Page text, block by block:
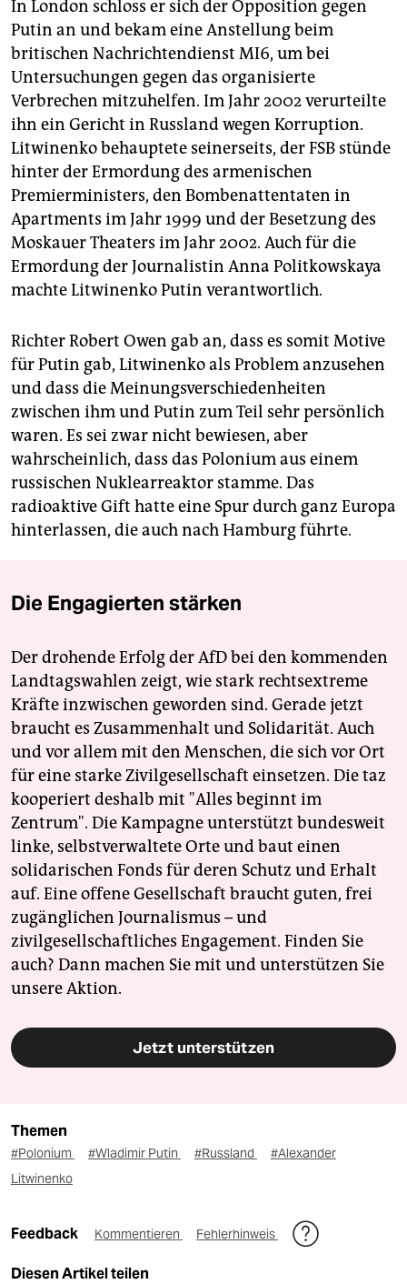
In London schloss er sich der Opposition gegen
Putin an und bekam eine Anstellung beim
britischen Nachrichtendienst MI6, um bei
Untersuchungen gegen das organisierte
Verbrechen mitzuhelfen. Im Jahr 2002 verurteilte
ihn ein Gericht in Russland wegen Korruption.
Litwinenko behauptete seinerseits, der FSB stünde
hinter der Ermordung des armenischen
Premierministers, den Bombenattentaten in
Apartments im Jahr 1999 und der Besetzung des
Moskauer Theaters im Jahr 2002. Auch für die
Ermordung der Journalistin Anna Politkowskaya
machte Litwinenko Putin verantwortlich.
Richter Robert Owen gab an, dass es somit Motive
für Putin gab, Litwinenko als Problem anzusehen
und dass die Meinungsverschiedenheiten
zwischen ihm und Putin zum Teil sehr persönlich
waren. Es sei zwar nicht bewiesen, aber
wahrscheinlich, dass das Polonium aus einem
russischen Nuklearreaktor stamme. Das
radioaktive Gift hatte eine Spur durch ganz Europa
hinterlassen, die auch nach Hamburg führte.
Die Engagierten stärken
Der drohende Erfolg der AfD bei den kommenden
Landtagswahlen zeigt, wie stark rechtsextreme
Kräfte inzwischen geworden sind. Gerade jetzt
braucht es Zusammenhalt und Solidarität. Auch
und vor allem mit den Menschen, die sich vor Ort
für eine starke Zivilgesellschaft einsetzen. Die taz
kooperiert deshalb mit "Alles beginnt im
Zentrum". Die Kampagne unterstützt bundesweit
linke, selbstverwaltete Orte und baut einen
solidarischen Fonds für deren Schutz und Erhalt
auf. Eine offene Gesellschaft braucht guten, frei
zugänglichen Journalismus – und
zivilgesellschaftliches Engagement. Finden Sie
auch? Dann machen Sie mit und unterstützen Sie
unsere Aktion.
Jetzt unterstützen
Themen
#Polonium #Wladimir Putin #Russland
#Alexander
Litwinenko
Feedback Kommentieren Fehlerhinweis
Diesen Artikel teilen